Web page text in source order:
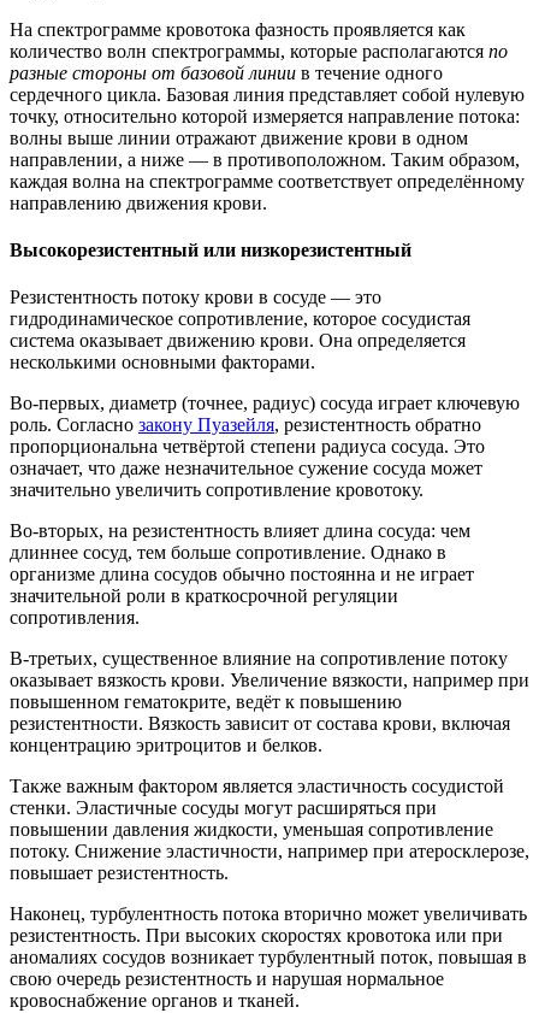
На спектрограмме кровотока фазность проявляется как
количество волн спектрограммы, которые располагаются по
разные стороны от базовой линии в течение одного
сердечного цикла. Базовая линия представляет собой нулевую
точку, относительно которой измеряется направление потока:
волны выше линии отражают движение крови в одном
направлении, а ниже — в противоположном. Таким образом,
каждая волна на спектрограмме соответствует определённому
направлению движения крови.
Высокорезистентный или низкорезистентный
Резистентность потоку крови в сосуде — это
гидродинамическое сопротивление, которое сосудистая
система оказывает движению крови. Она определяется
несколькими основными факторами.
Во-первых, диаметр (точнее, радиус) сосуда играет ключевую
роль. Согласно закону Пуазейля, резистентность обратно
пропорциональна четвёртой степени радиуса сосуда. Это
означает, что даже незначительное сужение сосуда может
значительно увеличить сопротивление кровотоку.
Во-вторых, на резистентность влияет длина сосуда: чем
длиннее сосуд, тем больше сопротивление. Однако в
организме длина сосудов обычно постоянна и не играет
значительной роли в краткосрочной регуляции
сопротивления.
В-третьих, существенное влияние на сопротивление потоку
оказывает вязкость крови. Увеличение вязкости, например при
повышенном гематокрите, ведёт к повышению
резистентности. Вязкость зависит от состава крови, включая
концентрацию эритроцитов и белков.
Также важным фактором является эластичность сосудистой
стенки. Эластичные сосуды могут расширяться при
повышении давления жидкости, уменьшая сопротивление
потоку. Снижение эластичности, например при атеросклерозе,
повышает резистентность.
Наконец, турбулентность потока вторично может увеличивать
резистентность. При высоких скоростях кровотока или при
аномалиях сосудов возникает турбулентный поток, повышая в
свою очередь резистентность и нарушая нормальное
кровоснабжение органов и тканей.